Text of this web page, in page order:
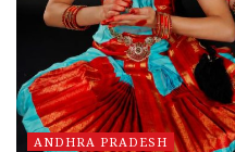
ANDHRA PRADESH